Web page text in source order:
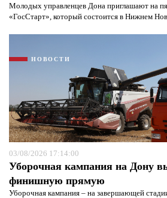
Молодых управленцев Дона приглашают на
«ГосСтарт», который состоится в Нижнем
НОВОСТИ
03/08/2026 17:14:00
Уборочная кампания на Дону
финишную прямую
Уборочная кампания – на завершающей